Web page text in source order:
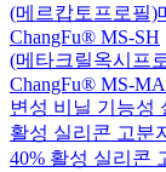
(메르캅토프로필)
ChangFu® MS-SH
(메타크릴옥시프
ChangFu® MS-
변성 비닐 기능성
활성 실리콘 고분
40% 활성 실리콘